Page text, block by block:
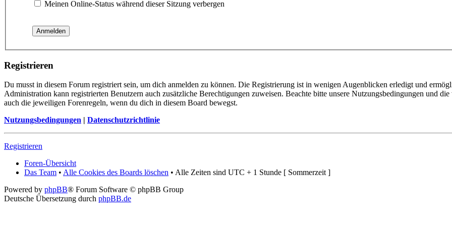
Meinen Online-Status während dieser Sitzung verbergen
Registrieren
Du musst in diesem Forum registriert sein, um dich anmelden zu können. Die Registrierung ist in wenigen Augenblicken erledigt und
Administration kann registrierten Benutzern auch zusätzliche Berechtigungen zuweisen. Beachte bitte unsere Nutzungsbedingungen und
auch die jeweiligen Forenregeln, wenn du dich in diesem Board bewegst.
Nutzungsbedingungen | Datenschutzrichtlinie
Registrieren
Foren-Übersicht
Das Team • Alle Cookies des Boards löschen • Alle Zeiten sind UTC + 1 Stunde [ Sommerzeit ]
Powered by phpBB® Forum Software © phpBB Group
Deutsche Übersetzung durch phpBB.de